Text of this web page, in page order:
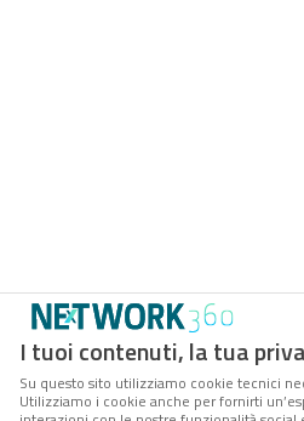
I tuoi contenuti, la tua
Su questo sito utilizziamo cookie tecnici
Utilizziamo i cookie anche per fornirti